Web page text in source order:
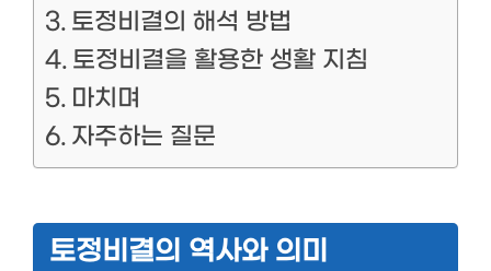
토정비결의 해석 방법
토정비결을 활용한 생활 지침
마치며
자주하는 질문
토정비결의 역사와 의미